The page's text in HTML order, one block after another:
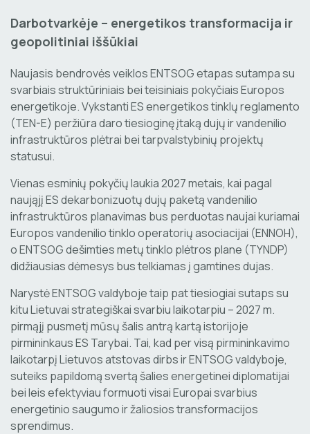
Darbotvarkėje – energetikos transformacija ir
geopolitiniai iššūkiai
Naujasis bendrovės veiklos ENTSOG etapas sutampa su
svarbiais struktūriniais bei teisiniais pokyčiais Europos
energetikoje. Vykstanti ES energetikos tinklų reglamento
(TEN-E) peržiūra daro tiesioginę įtaką dujų ir vandenilio
infrastruktūros plėtrai bei tarpvalstybinių projektų
statusui.
Vienas esminių pokyčių laukia 2027 metais, kai pagal
naująjį ES dekarbonizuotų dujų paketą vandenilio
infrastruktūros planavimas bus perduotas naujai kuriamai
Europos vandenilio tinklo operatorių asociacijai (ENNOH),
o ENTSOG dešimties metų tinklo plėtros plane (TYNDP)
didžiausias dėmesys bus telkiamas į gamtines dujas.
Narystė ENTSOG valdyboje taip pat tiesiogiai sutaps su
kitu Lietuvai strategiškai svarbiu laikotarpiu – 2027 m.
pirmąjį pusmetį mūsų šalis antrą kartą istorijoje
pirmininkaus ES Tarybai. Tai, kad per visą pirmininkavimo
laikotarpį Lietuvos atstovas dirbs ir ENTSOG valdyboje,
suteiks papildomą svertą šalies energetinei diplomatijai
bei leis efektyviau formuoti visai Europai svarbius
energetinio saugumo ir žaliosios transformacijos
sprendimus.